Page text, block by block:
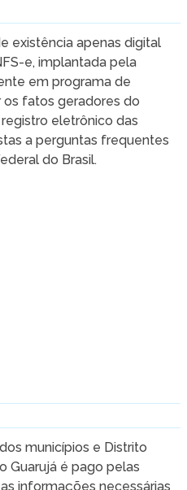
existência apenas digital
e, implantada pela
em programa de
fatos geradores do
eletrônico das
a perguntas frequentes
do Brasil.
municípios e Distrito
Guarujá é pago pelas
informações necessárias